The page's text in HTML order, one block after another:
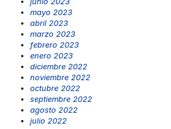
mayo 2023
abril 2023
marzo 2023
febrero 2023
enero 2023
diciembre 2022
noviembre 2022
octubre 2022
septiembre 2022
agosto 2022
julio 2022